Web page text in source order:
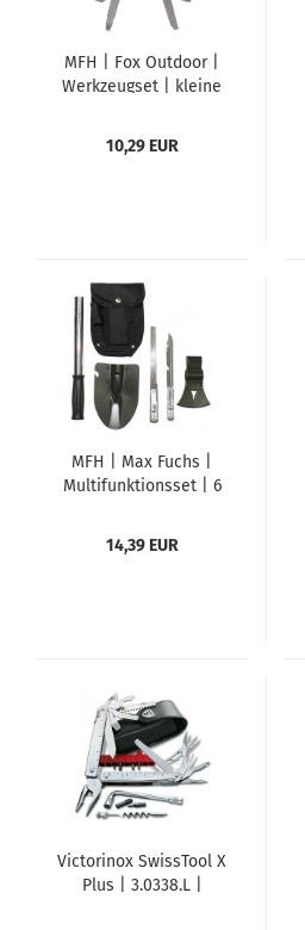
MFH | Fox Outdoor |
Werkzeugset | kleine
10,29 EUR
MFH | Max Fuchs |
Multifunktionsset | 6
Multitool
14,39 EUR
Victorinox SwissTool X
Plus | 3.0338.L |